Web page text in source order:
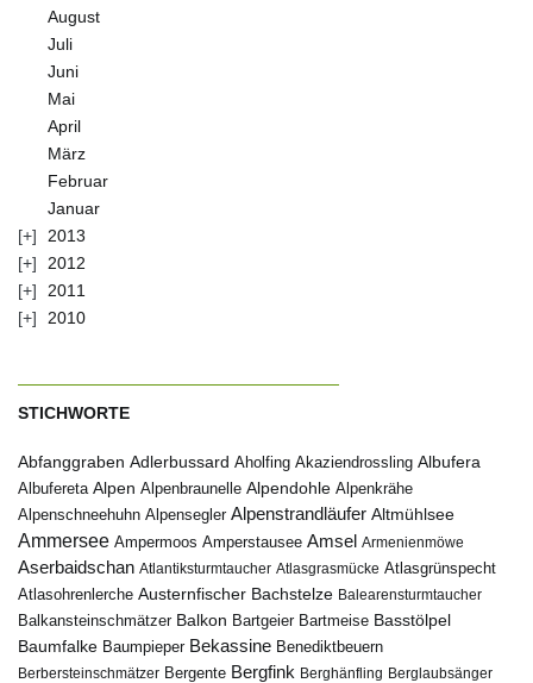
August
Juli
Juni
Mai
April
März
Februar
Januar
2013
2012
2011
2010
STICHWORTE
Abfanggraben Adlerbussard Aholfing Akaziendrossling Albufera
Albufereta Alpen Alpenbraunelle Alpendohle Alpenkrähe
Alpenschneehuhn Alpensegler Alpenstrandläufer Altmühlsee
Ammersee Ampermoos Amperstausee Amsel Armenienmöwe
Aserbaidschan Atlantiksturmtaucher Atlasgrasmücke Atlasgrünspecht
Atlasohrenlerche Austernfischer Bachstelze Balearensturmtaucher
Balkansteinschmätzer Balkon Bartgeier Bartmeise Basstölpel
Baumfalke Baumpieper Bekassine Benediktbeuern
Berbersteinschmätzer Bergente Bergfink Berghänfling Berglaubsänger